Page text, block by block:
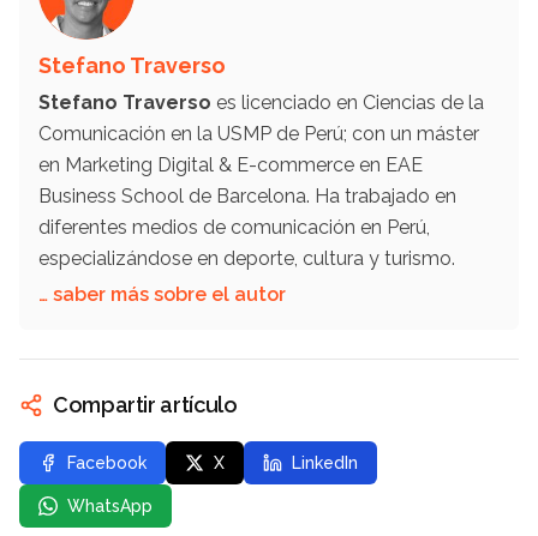
Stefano Traverso
Stefano Traverso es licenciado en Ciencias de la
Comunicación en la USMP de Perú; con un máster
en Marketing Digital & E-commerce en EAE
Business School de Barcelona. Ha trabajado en
diferentes medios de comunicación en Perú,
especializándose en deporte, cultura y turismo.
… saber más sobre el autor
Compartir artículo
Facebook X LinkedIn
WhatsApp